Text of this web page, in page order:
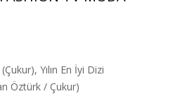
Yılın En İyi Dizi
Öztürk / Çukur)